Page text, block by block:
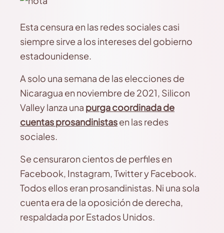
Esta censura en las redes sociales casi
siempre sirve a los intereses del gobierno
estadounidense.
A solo una semana de las elecciones de
Nicaragua en noviembre de 2021, Silicon
Valley lanza una purga coordinada de
cuentas prosandinistasen las redes
sociales.
Se censuraron cientos de perfiles en
Facebook, Instagram, Twitter y Facebook.
Todos ellos eran prosandinistas. Ni una sola
cuenta era de la oposición de derecha,
respaldada por Estados Unidos.